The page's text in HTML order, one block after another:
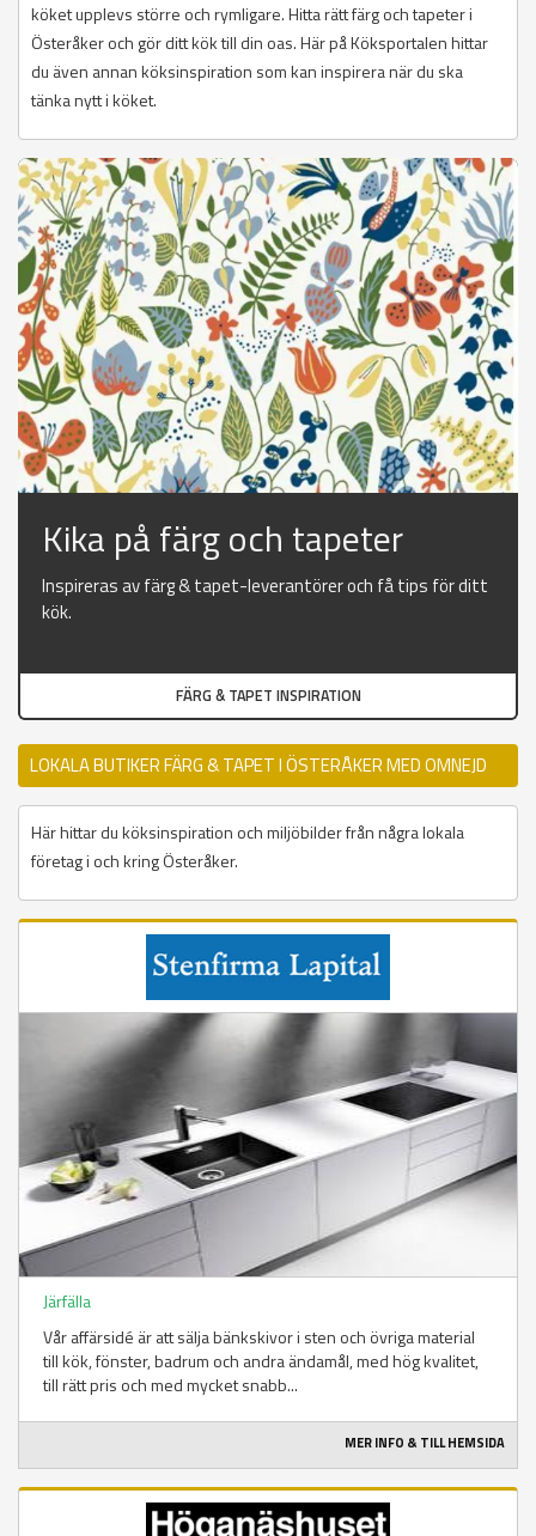
köket upplevs större och rymligare. Hitta rätt färg och tapeter i
Österåker och gör ditt kök till din oas. Här på Köksportalen hittar
du även annan köksinspiration som kan inspirera när du ska
tänka nytt i köket.
Kika på färg och tapeter
Inspireras av färg & tapet-leverantörer och få tips för ditt
kök.
FÄRG & TAPET INSPIRATION
LOKALA BUTIKER FÄRG & TAPET I ÖSTERÅKER MED OMNEJD
Här hittar du köksinspiration och miljöbilder från några lokala
företag i och kring Österåker.
Järfälla
Vår affärsidé är att sälja bänkskivor i sten och övriga material
till kök, fönster, badrum och andra ändamål, med hög kvalitet,
till rätt pris och med mycket snabb...
MER INFO & TILL HEMSIDA